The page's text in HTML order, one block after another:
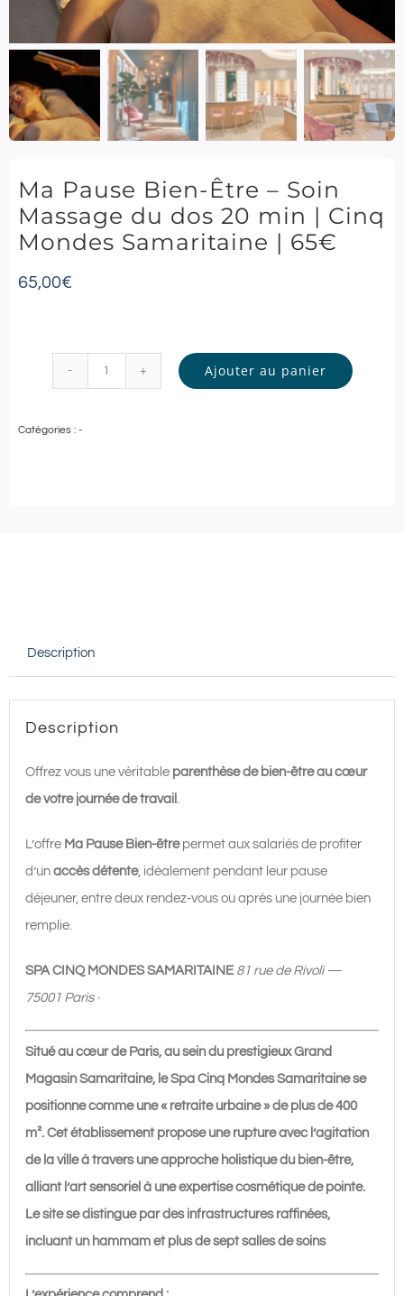
Ma Pause Bien-Être – Soin
Massage du dos 20 min | Cinq
Mondes Samaritaine | 65€
65,00€
20
|
|
65€
Ajouter au panier
Catégories : -
Description
Description
Offrez vous une véritable parenthèse de bien-être au cœur
de votre journée de travail.
L’offre Ma Pause Bien-être permet aux salariés de profiter
d’unaccès détente, idéalement pendant leur pause
déjeuner, entre deux rendez-vous ou après une journée bien
remplie.
SPA CINQ MONDES SAMARITAINE 81 rue de Rivoli —
75001 Paris ·
Situé au cœur de Paris, au sein du prestigieux Grand
Magasin Samaritaine, le Spa Cinq Mondes Samaritaine se
positionne comme une « retraite urbaine » de plus de 400
m². Cet établissement propose une rupture avec l’agitation
de la ville à travers une approche holistique du bien-être,
alliant l’art sensoriel à une expertise cosmétique de pointe.
Le site se distingue par des infrastructures raffinées,
incluant un hammam et plus de sept salles de soins